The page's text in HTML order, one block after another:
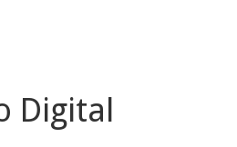
Digital